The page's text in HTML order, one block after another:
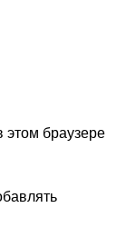
этом браузере